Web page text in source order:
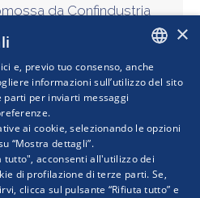
da Confindustria
e supportata
di Confindustria per
con
ricerca di base e…
ITALIAN
×
e, previo tuo consenso, anche
informazioni sull’utilizzo del sito
per inviarti messaggi
ai cookie, selezionando le opzioni
“Mostra dettagli”.
tutto", acconsenti all'utilizzo dei
di profilazione di terze parti. Se,
clicca sul pulsante “Rifiuta tutto” e